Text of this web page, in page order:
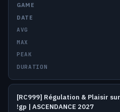
[RC999] Régulation & Plaisir
!gp | ASCENDANCE 2027